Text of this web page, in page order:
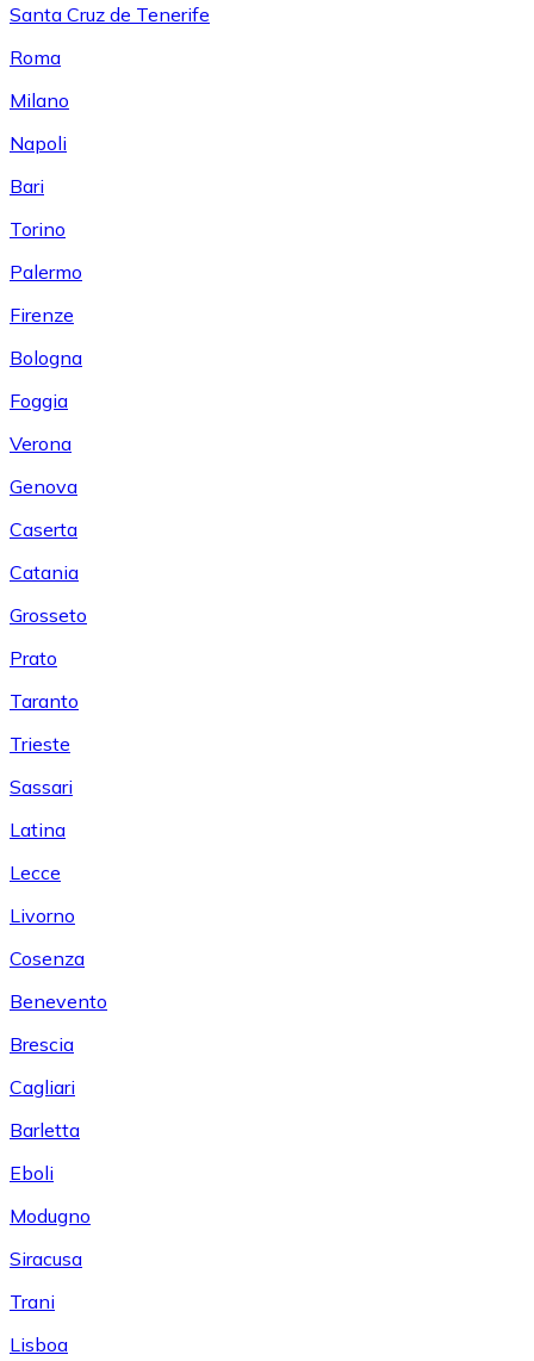
Santa Cruz de Tenerife
Roma
Milano
Napoli
Bari
Torino
Palermo
Firenze
Bologna
Foggia
Verona
Genova
Caserta
Catania
Grosseto
Prato
Taranto
Trieste
Sassari
Latina
Lecce
Livorno
Cosenza
Benevento
Brescia
Cagliari
Barletta
Eboli
Modugno
Siracusa
Trani
Lisboa